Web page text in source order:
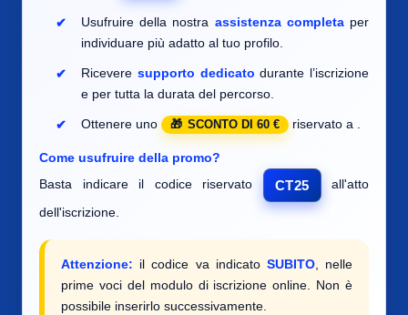
Usufruire della nostra assistenza completaper
individuare più adatto al tuo profilo.
Ricevere supporto dedicato durante l’iscrizione
e per tutta la durata del percorso.
Ottenere uno SCONTO DI 60 € riservato a
Come usufruire della promo?
Basta indicare il codice riservato
CT25
all'atto
dell'iscrizione.
Attenzione: il codice va indicato SUBITO, nelle
prime voci del modulo di iscrizione online. Non è
possibile inserirlo successivamente.